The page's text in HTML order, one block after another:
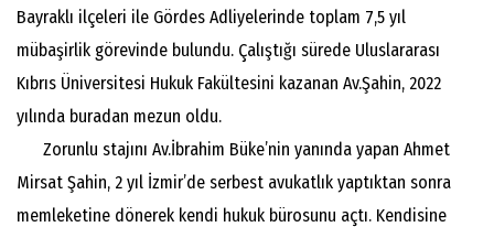
Bayraklı ilçeleri ile Gördes Adliyelerinde toplam 7,5 yıl
mübaşirlik görevinde bulundu. Çalıştığı sürede Uluslararası
Kıbrıs Üniversitesi Hukuk Fakültesini kazanan Av.Şahin, 2022
yılında buradan mezun oldu.
Zorunlu stajını Av.İbrahim Büke’nin yanında yapan Ahmet
Mirsat Şahin, 2 yıl İzmir’de serbest avukatlık yaptıktan sonra
memleketine dönerek kendi hukuk bürosunu açtı. Kendisine